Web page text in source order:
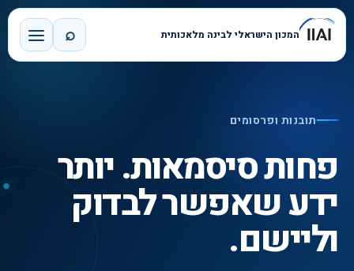
המכון הישראלי לבינה מלאכותית ⌕
תובנות ופרסומים
פחות סיסמאות. יותר
ידע שאפשר לבדוק
וליישם.